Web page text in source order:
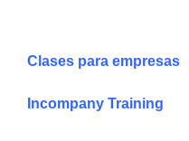
Clases para empresas
Incompany Training